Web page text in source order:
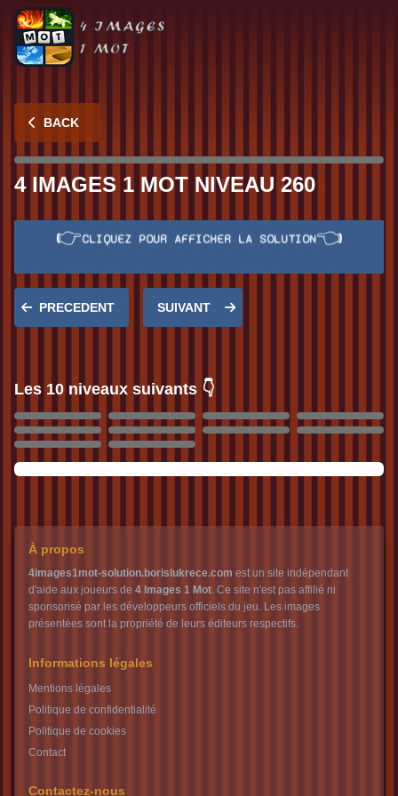
BACK
4 IMAGES 1 MOT NIVEAU 260
Réponse:FEU
👉CLIQUEZ POUR AFFICHER LA SOLUTION👈
PRECEDENT SUIVANT
Les 10 niveaux suivants 👇
265
266 267
268
269
270
À propos
4images1mot-solution.borislukrece.com est un site indépendant
d'aide aux joueurs de 4 Images 1 Mot. Ce site n'est pas affilié ni
sponsorisé par les développeurs officiels du jeu. Les images
présentées sont la propriété de leurs éditeurs respectifs.
Informations légales
Mentions légales
Politique de confidentialité
Politique de cookies
Contact
Contactez-nous